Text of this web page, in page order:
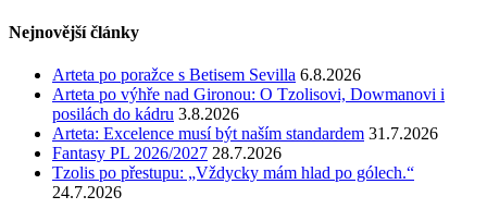
Nejnovější články
Arteta po poražce s Betisem Sevilla 6.8.2026
Arteta po výhře nad Gironou: O Tzolisovi, Dowmanovi i
posilách do kádru 3.8.2026
Arteta: Excelence musí být naším standardem 31.7.2026
Fantasy PL 2026/2027 28.7.2026
Tzolis po přestupu: „Vždycky mám hlad po gólech.“
24.7.2026